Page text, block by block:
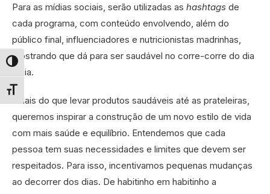
Alternar alto contraste
Alternar tamanho da fonte
Para as mídias sociais, serão utilizadas as hashtags de
cada programa, com conteúdo envolvendo, além do
público final, influenciadores e nutricionistas madrinhas,
mostrando que dá para ser saudável no corre-corre do dia
a dia.
“Mais do que levar produtos saudáveis até as prateleiras,
queremos inspirar a construção de um novo estilo de vida
com mais saúde e equilíbrio. Entendemos que cada
pessoa tem suas necessidades e limites que devem ser
respeitados. Para isso, incentivamos pequenas mudanças
ao decorrer dos dias. De habitinho em habitinho a